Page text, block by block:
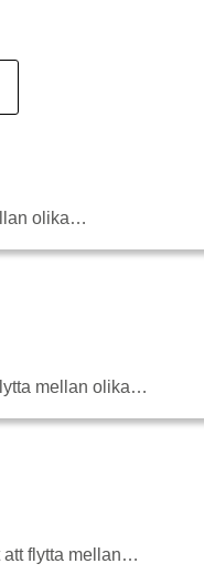
olika…
mellan olika…
att flytta mellan…